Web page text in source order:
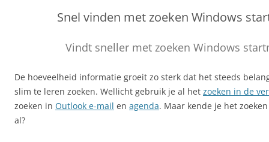
Snel vinden met zoeken Windows
Vindt sneller met zoeken Windows
De hoeveelheid informatie groeit zo sterk dat het steeds
slim te leren zoeken. Wellicht gebruik je al het zoeken in de
zoeken in Outlook e-mail en agenda. Maar kende je het
al?